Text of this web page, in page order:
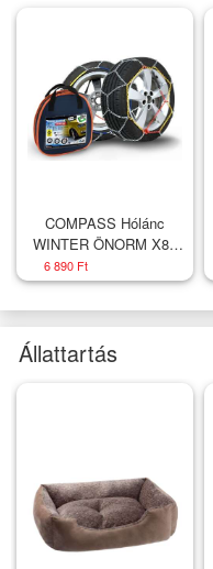
COMPASS Hólánc
WINTER ÖNORM X80
nylon bag
6 890 Ft
Állattartás